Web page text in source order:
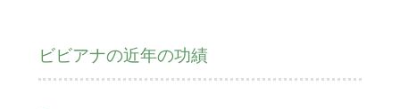
ビビアナの近年の功績